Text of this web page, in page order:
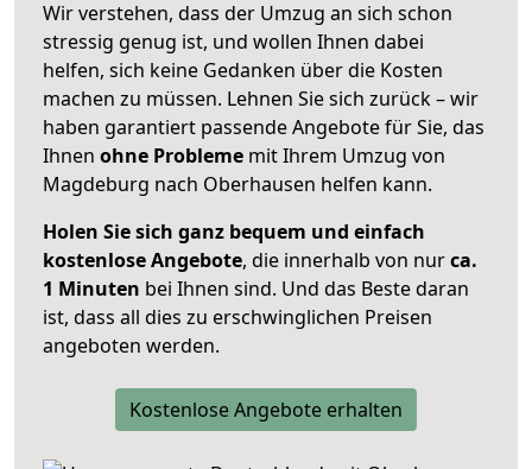
Wir verstehen, dass der Umzug an sich schon
stressig genug ist, und wollen Ihnen dabei
helfen, sich keine Gedanken über die Kosten
machen zu müssen. Lehnen Sie sich zurück – wir
haben garantiert passende Angebote für Sie, das
Ihnen ohne Probleme mit Ihrem Umzug von
Magdeburg nach Oberhausen helfen kann.
Holen Sie sich ganz bequem und einfach
kostenlose Angebote, die innerhalb von nurca.
1 Minuten bei Ihnen sind. Und das Beste daran
ist, dass all dies zu erschwinglichen Preisen
angeboten werden.
Kostenlose Angebote erhalten